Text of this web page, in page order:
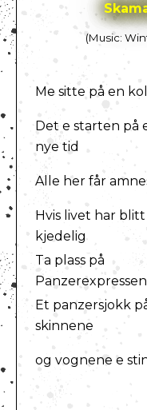
(Music:
Me sitte på en
Det e starten på
nye tid
Alle her får
Hvis livet har blitt
kjedelig
Ta plass på
Panzerexpressen
Et panzersjokk
skinnene
og vognene e